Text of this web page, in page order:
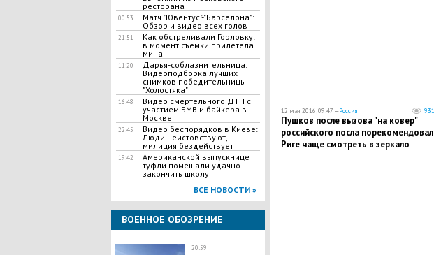
ресторана
00:53
Матч "Ювентус"-"Барселона":
Обзор и видео всех голов
21:51
Как обстреливали Горловку:
в момент съёмки прилетела
мина
11:20
Дарья-соблазнительница:
Видеоподборка лучших
снимков победительницы
"Холостяка"
16:48
Видео смертельного ДТП с
участием БМВ и байкера в
Москве
22:45
Видео беспорядков в Киеве:
Люди неистовствуют,
милиция бездействует
19:42
Американской выпускнице
туфли помешали удачно
закончить школу
ВСЕ НОВОСТИ »
ВОЕННОЕ ОБОЗРЕНИЕ
20:59
12 мая 2016, 09:47 —Россия 931
Пушков после вызова "на ковер"
российского посла порекомендовал
Риге чаще смотреть в зеркало